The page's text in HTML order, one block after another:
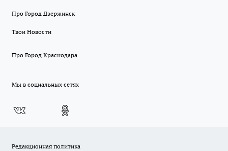
Про Город Дзержинск
Твои Новости
Про Город Краснодара
Мы в социальных сетях
Редакционная политика